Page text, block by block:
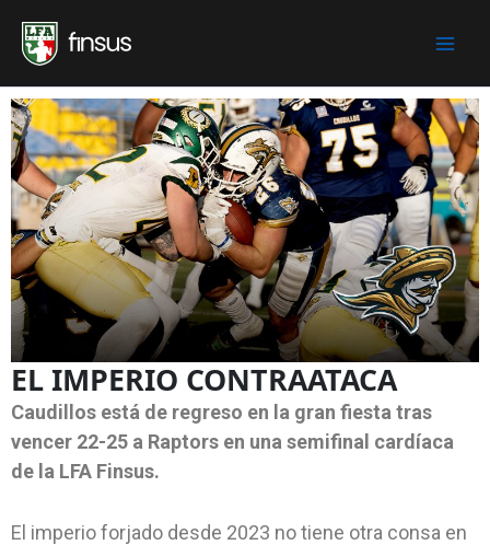
content
EL IMPERIO CONTRAATACA
Caudillos está de regreso en la gran fiesta tras
vencer 22-25 a Raptors en una semifinal cardíaca
de la LFA Finsus.
El imperio forjado desde 2023 no tiene otra consa en